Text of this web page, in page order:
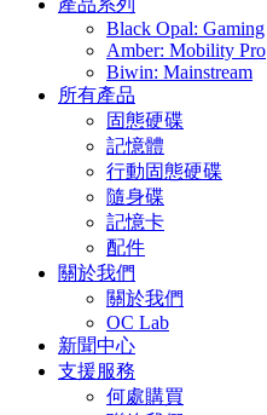
產品系列
Black Opal: Gaming
Amber: Mobility Pro
Biwin: Mainstream
所有產品
固態硬碟
記憶體
行動固態硬碟
隨身碟
記憶卡
配件
關於我們
關於我們
OC Lab
新聞中心
支援服務
何處購買